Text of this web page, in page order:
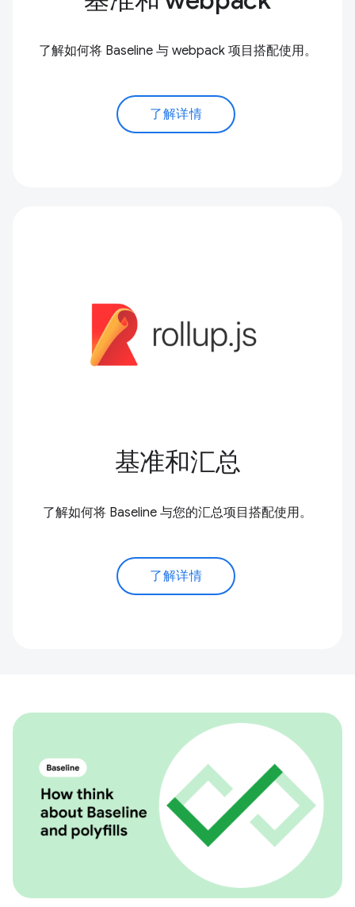
了解如何将 Baseline 与 webpack 项目搭配使用。
了解详情
基准和汇总
了解如何将 Baseline 与您的汇总项目搭配使用。
了解详情